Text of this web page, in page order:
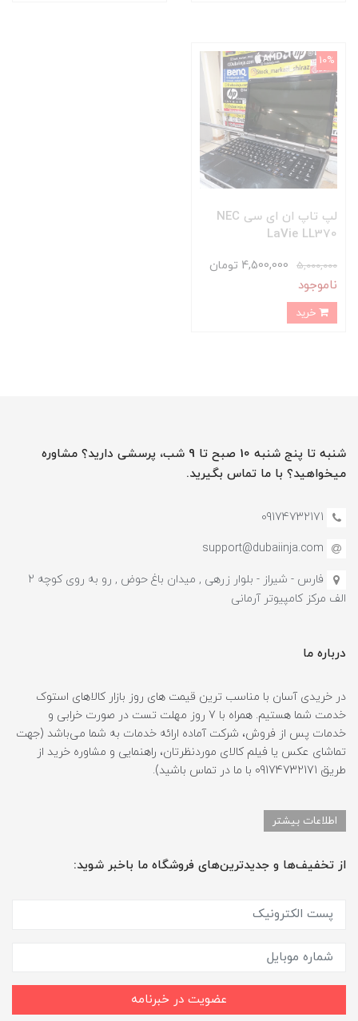
لپ تاپ ان ای سی NEC
LaVie LL370
5,000,000 4,500,000 تومان
10%
ناموجود
شنبه تا پنج شنبه 10 صبح تا 9 شب، پرسشی دارید؟ مشاوره
میخواهید؟ با ما تماس بگیرید.
09174732171
support@dubaiinja.com
فارس - شیراز - بلوار زرهی , میدان باغ حوض , رو به روی کوچه 2
الف مرکز کامپیوتر آرمانی
درباره ما
در خریدی آسان با مناسب ترین قیمت های روز بازار کالاهای استوک
خدمت شما هستیم. همراه با 7 روز مهلت تست در صورت خرابی و
خدمات پس از فروش، شرکت آماده ارائه خدمات به شما می‌باشد (جهت
تماشای عکس یا فیلم کالای موردنظرتان، راهنمایی و مشاوره خرید از
طریق 09174732171 با ما در تماس باشید).
اطلاعات بیشتر
از تخفیف‌ها و جدیدترین‌های فروشگاه ما باخبر شوید:
عضویت در خبرنامه